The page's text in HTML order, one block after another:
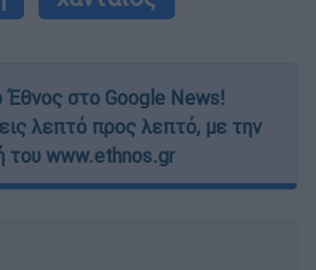
στο Google News!
λεπτό προς λεπτό, με την
του www.ethnos.gr